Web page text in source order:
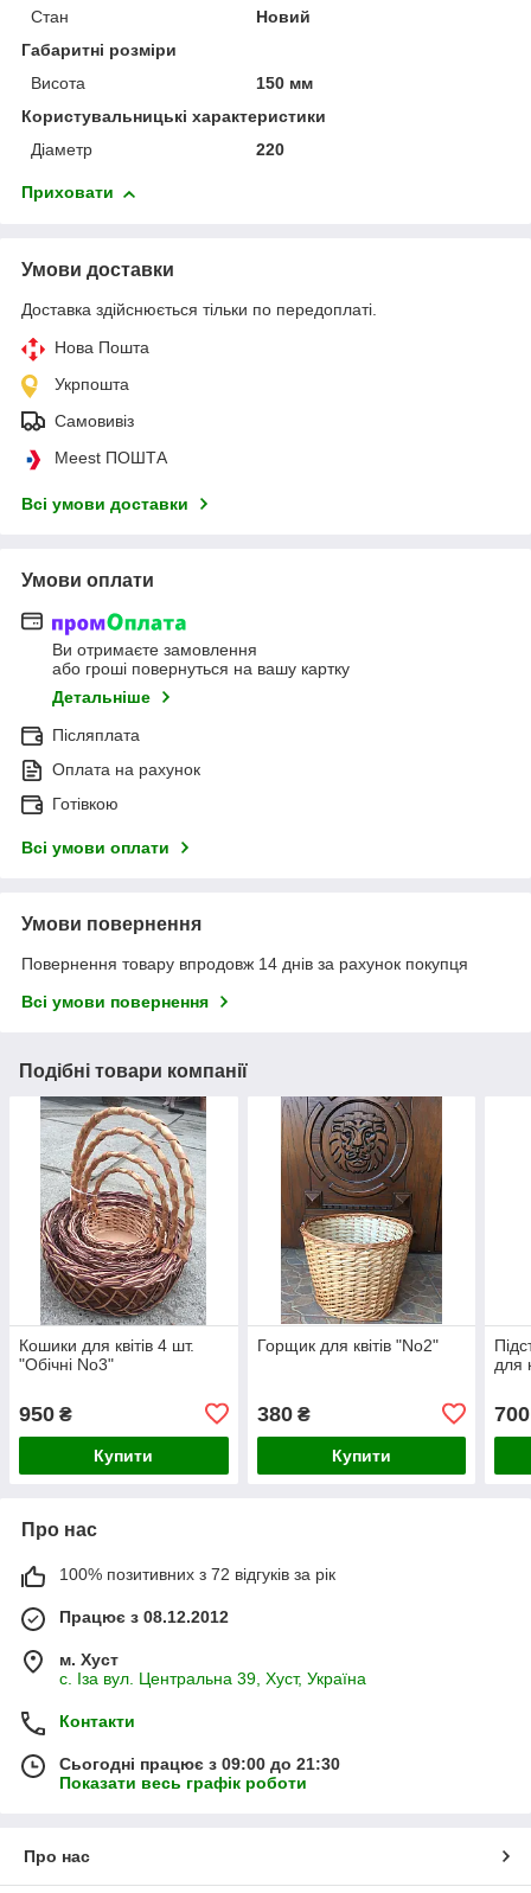
Стан
Новий
Габаритні розміри
Висота
150 мм
Користувальницькі характеристики
Діаметр
220
Приховати
Умови доставки
Доставка здійснюється тільки по передоплаті.
Нова Пошта
Укрпошта
Самовивіз
Meest ПОШТА
Всі умови доставки
Умови оплати
Ви отримаєте замовлення
або гроші повернуться на вашу картку
Детальніше
Післяплата
Оплата на рахунок
Готівкою
Всі умови оплати
Умови повернення
Повернення товару впродовж 14 днів за рахунок покупця
Всі умови повернення
Подібні товари компанії
Кошики для квітів 4 шт.
"Обічні No3"
950 ₴
Купити
Горщик для квітів "No2"
380₴
Купити
для
700
Про нас
100% позитивних з 72 відгуків за рік
Працює з 08.12.2012
м. Хуст
с. Іза вул. Центральна 39, Хуст, Україна
Контакти
Сьогодні працює з 09:00 до 21:30
Показати весь графік роботи
Про нас